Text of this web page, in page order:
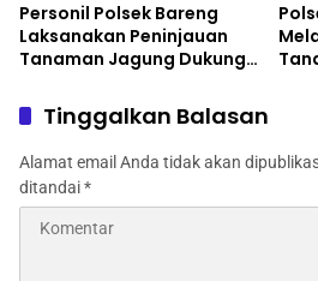
Personil Polsek Bareng
Laksanakan Peninjauan
Tanaman Jagung Dukung
Pangan
Tinggalkan Balasan
Alamat email Anda tidak akan
ditandai*